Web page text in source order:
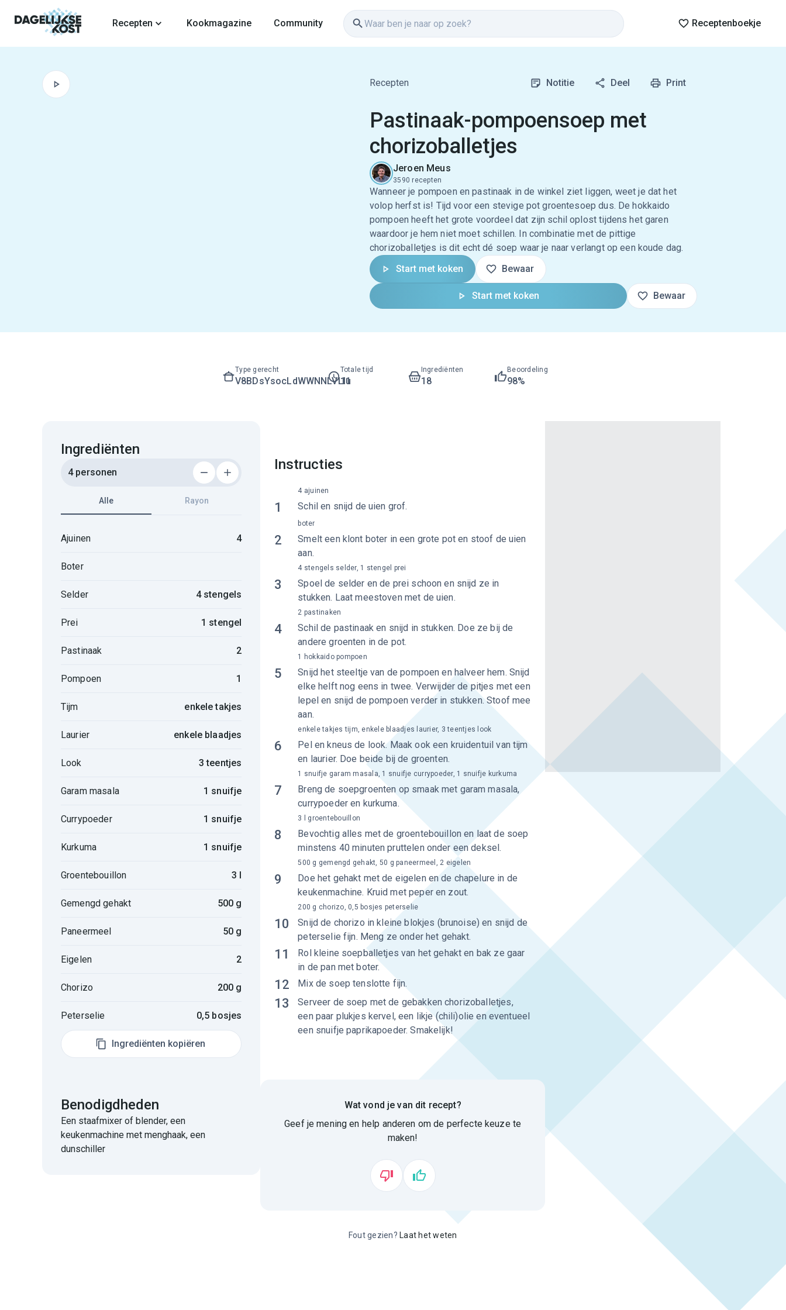
Recepten
Kookmagazine Community Receptenboekje
Recepten Notitie Deel Print
Pastinaak-pompoensoep met
chorizoballetjes
Jeroen Meus
3590 recepten
Wanneer je pompoen en pastinaak in de winkel ziet liggen, weet je dat het
volop herfst is! Tijd voor een stevige pot groentesoep dus. De hokkaido
pompoen heeft het grote voordeel dat zijn schil oplost tijdens het garen
waardoor je hem niet moet schillen. In combinatie met de pittige
chorizoballetjes is dit echt dé soep waar je naar verlangt op een koude dag.
Start met koken
Bewaar
Start met koken Bewaar
Type gerecht
V8BDsYsocLdWWNNLVLI1
Totale tijd
1u
Ingrediënten
18
Beoordeling
98%
Ingrediënten
4 personen
Alle Rayon
Ajuinen 4
Boter
Selder 4 stengels
Prei 1 stengel
Pastinaak 2
Pompoen 1
Tijm enkele takjes
Laurier enkele blaadjes
Look 3 teentjes
Garam masala 1 snuifje
Currypoeder 1 snuifje
Kurkuma 1 snuifje
Groentebouillon 3 l
Gemengd gehakt 500 g
Paneermeel 50 g
Eigelen 2
Chorizo 200 g
Peterselie 0,5 bosjes
Ingrediënten kopiëren
Benodigdheden
Een staafmixer of blender, een
keukenmachine met menghaak, een
dunschiller
Instructies
1 Schil en snijd de uien grof.
4 ajuinen
2
Smelt een klont boter in een grote pot en stoof de uien
aan.
boter
3
Spoel de selder en de prei schoon en snijd ze in
stukken. Laat meestoven met de uien.
4 stengels selder, 1 stengel prei
4
Schil de pastinaak en snijd in stukken. Doe ze bij de
andere groenten in de pot.
2 pastinaken
5
Snijd het steeltje van de pompoen en halveer hem. Snijd
elke helft nog eens in twee. Verwijder de pitjes met een
lepel en snijd de pompoen verder in stukken. Stoof mee
aan.
1 hokkaido pompoen
6
Pel en kneus de look. Maak ook een kruidentuil van tijm
en laurier. Doe beide bij de groenten.
enkele takjes tijm, enkele blaadjes laurier, 3 teentjes look
7
Breng de soepgroenten op smaak met garam masala,
currypoeder en kurkuma.
1 snuifje garam masala, 1 snuifje currypoeder, 1 snuifje kurkuma
8
Bevochtig alles met de groentebouillon en laat de soep
minstens 40 minuten pruttelen onder een deksel.
3 l groentebouillon
9
Doe het gehakt met de eigelen en de chapelure in de
keukenmachine. Kruid met peper en zout.
500 g gemengd gehakt, 50 g paneermeel, 2 eigelen
10
Snijd de chorizo in kleine blokjes (brunoise) en snijd de
peterselie fijn. Meng ze onder het gehakt.
200 g chorizo, 0,5 bosjes peterselie
11
Rol kleine soepballetjes van het gehakt en bak ze gaar
in de pan met boter.
12 Mix de soep tenslotte fijn.
13
Serveer de soep met de gebakken chorizoballetjes,
een paar plukjes kervel, een likje (chili)olie en eventueel
een snuifje paprikapoeder. Smakelijk!
Wat vond je van dit recept?
Geef je mening en help anderen om de perfecte keuze te
maken!
Fout gezien? Laat het weten